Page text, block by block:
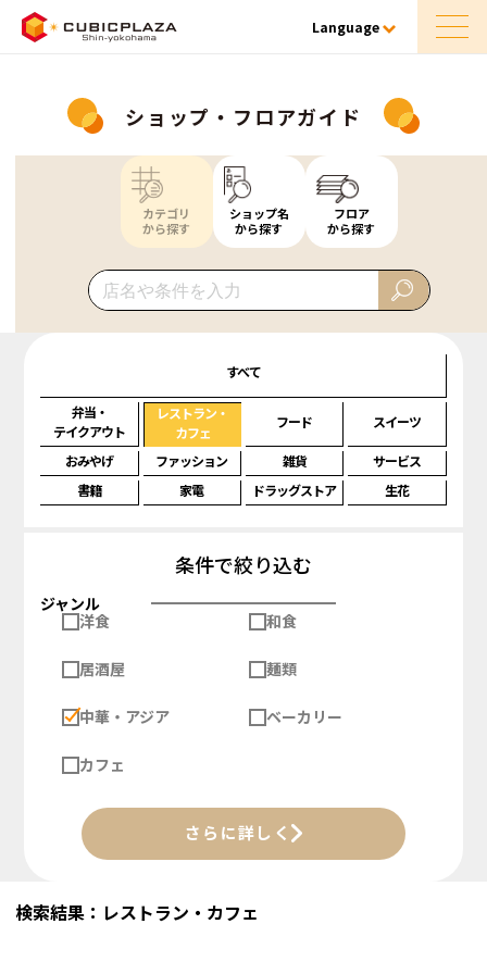
Language
ショップ・フロアガイド
カテゴリ
から探す
ショップ名
から探す
フロア
から探す
すべて
弁当・
テイクアウト
レストラン・
カフェ
フード スイーツ
おみやげ ファッション 雑貨
サービス
書籍
家電 ドラッグストア 生花
条件で絞り込む
ジャンル
洋食
和食
居酒屋 麺類
中華・アジア ベーカリー
カフェ
さらに詳しく
検索結果：レストラン・カフェ